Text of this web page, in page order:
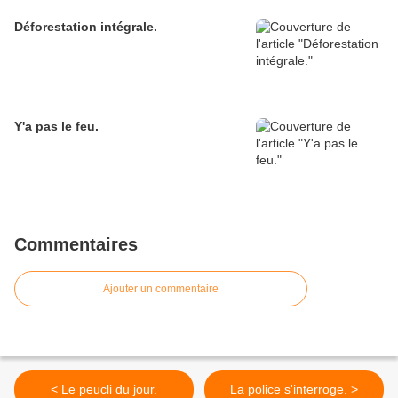
Déforestation intégrale.
Y'a pas le feu.
Commentaires
Ajouter un commentaire
< Le peucli du jour. La police s'interroge. >